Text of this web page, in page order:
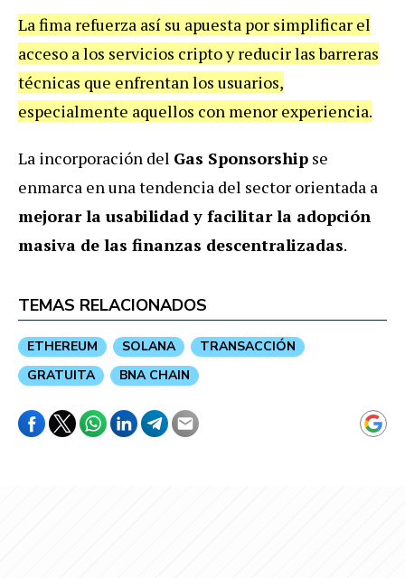
La fima refuerza así su apuesta por simplificar el
acceso a los servicios cripto y reducir las barreras
técnicas que enfrentan los usuarios,
especialmente aquellos con menor experiencia.
La incorporación del Gas Sponsorship se
enmarca en una tendencia del sector orientada a
mejorar la usabilidad y facilitar la adopción
masiva de las finanzas descentralizadas.
TEMAS RELACIONADOS
ETHEREUM SOLANA
TRANSACCIÓN
GRATUITA
BNA CHAIN